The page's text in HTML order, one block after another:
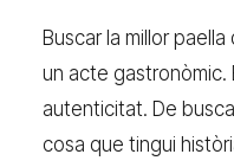
Buscar la millor
un acte gastronòmic.
autenticitat. De
cosa que tingui